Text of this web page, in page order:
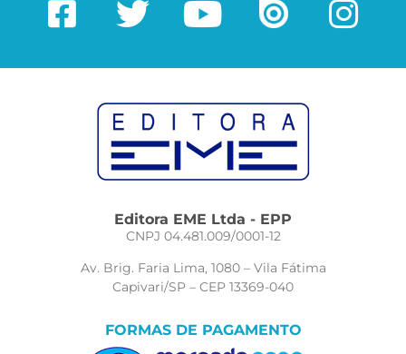
Editora EME Ltda - EPP
CNPJ 04.481.009/0001-12
Av. Brig. Faria Lima, 1080 – Vila Fátima
Capivari/SP – CEP 13369-040
FORMAS DE PAGAMENTO